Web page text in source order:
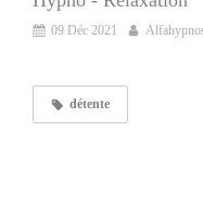
09 Déc 2021
détente